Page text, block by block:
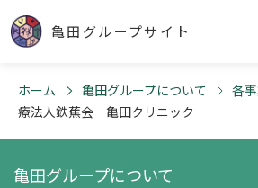
亀田グループサイト
ホーム 亀田グループについて 各
療法人鉄蕉会 亀田クリニック
亀田グループについて